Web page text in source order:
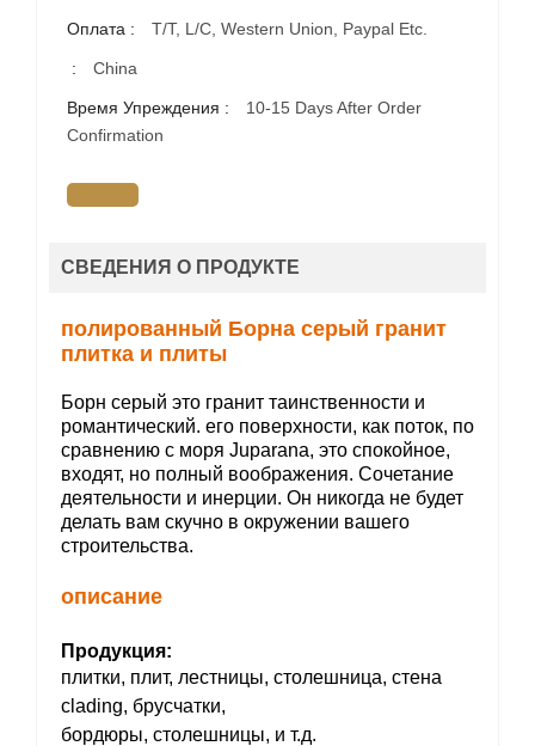
Оплата : T/T, L/C, Western Union, Paypal Etc.
: China
Время Упреждения :
10-15 Days After Order
Confirmation
СВЕДЕНИЯ О ПРОДУКТЕ
полированный Борна серый гранит
плитка и плиты
Борн серый это гранит таинственности и
романтический. его поверхности, как поток, по
сравнению с моря Juparana, это спокойное,
входят, но полный воображения. Сочетание
деятельности и инерции. Он никогда не будет
делать вам скучно в окружении вашего
строительства.
описание
Продукция:
плитки, плит, лестницы, столешница, стена
clading, брусчатки,
бордюры, столешницы, и т.д.